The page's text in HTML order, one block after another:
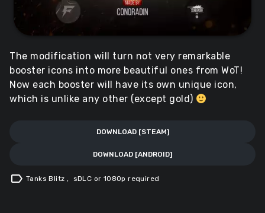
The modification will turn not very remarkable
booster icons into more beautiful ones from WoT!
Now each booster will have its own unique icon,
which is unlike any other (except gold)
DOWNLOAD [STEAM]
DOWNLOAD [ANDROID]
label Tanks Blitz , sDLC or 1080p required